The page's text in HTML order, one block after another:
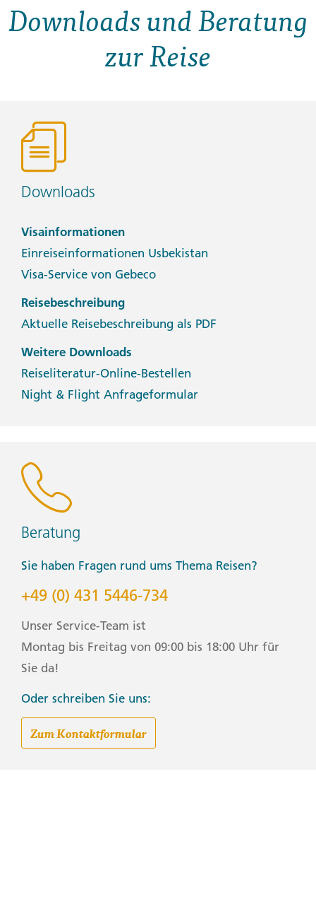
Downloads und Beratung
zur Reise
Downloads
Visainformationen
Einreiseinformationen Usbekistan
Visa-Service von Gebeco
Reisebeschreibung
Aktuelle Reisebeschreibung als PDF
Weitere Downloads
Reiseliteratur-Online-Bestellen
Night & Flight Anfrageformular
Beratung
Sie haben Fragen rund ums Thema Reisen?
+49 (0) 431 5446-734
Unser Service-Team ist
Montag bis Freitag von 09:00 bis 18:00 Uhr für
Sie da!
Oder schreiben Sie uns:
Zum Kontaktformular